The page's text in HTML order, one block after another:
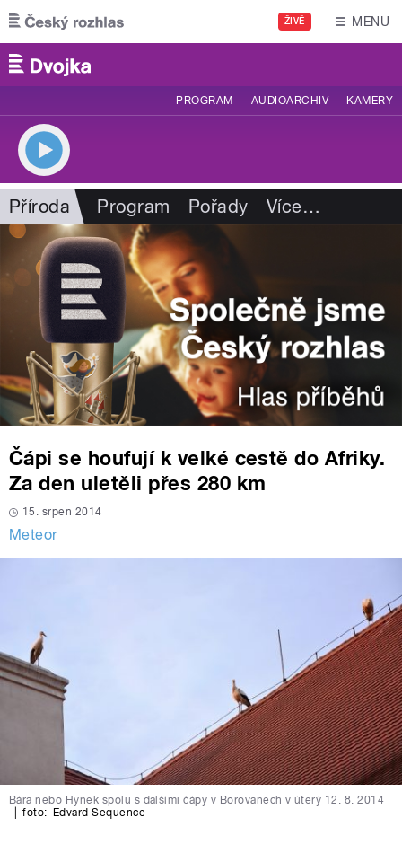
Přejít k hlavnímu obsahu
ŽIVĚ MENU
PROGRAM AUDIOARCHIV KAMERY
Příroda Program Pořady Více…
Čápi se houfují k velké cestě do Afriky.
Za den uletěli přes 280 km
15. srpen 2014
Meteor
Bára nebo Hynek spolu s dalšími čápy v Borovanech v úterý 12. 8. 2014
foto: Edvard Sequence